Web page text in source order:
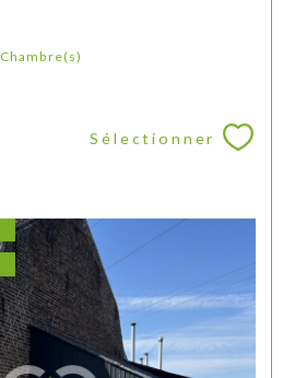
Chambre(s)
Sélectionner